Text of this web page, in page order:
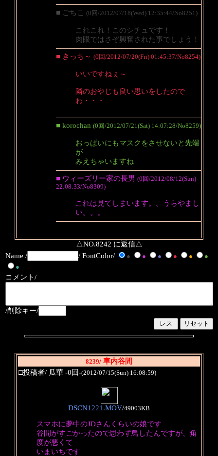
■ ごちこ (0回/2012/07/18(Wed) 12:35:44/No8251)
これこれ！このシチュです！
肉眼ではさぞ興奮された事でしょう！
■ きっち～ (0回/2012/07/20(Fri) 01:45:37/No8254)
いいですねぇ～
隣のおやじも良い思いをしたので
わ・・・
■ korochan (0回/2012/07/21(Sat) 14:07:28/No8259)
おっぱいにもマスクをさせないと先端
が
みえちゃいますね
■ ウィーズリー家の長男 (0回/2012/08/12(Sun)
22:08:33/No8309)
これは見てしまいます。。うらやまし
い。。。
△NO.8242 に返信△
Name /
/ FontColor/ ● ● ● ● ●
●
●
コメント/
/削除キー/
8239/ 車内谷間
□投稿者/ 瓜華 -0回-(2012/07/15(Sun) 16:08:59)
DSCN1221.MOV/49003KB
スマホに夢中のJDさんくらいの娘です
谷間がすごかったので思わず鳥したんですが、角
度が悪くて
いまいちです